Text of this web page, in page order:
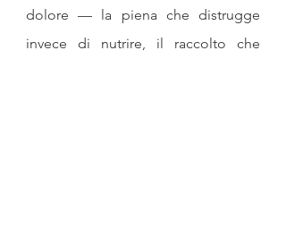
dolore — la piena che distrugge
invece di nutrire, il raccolto che